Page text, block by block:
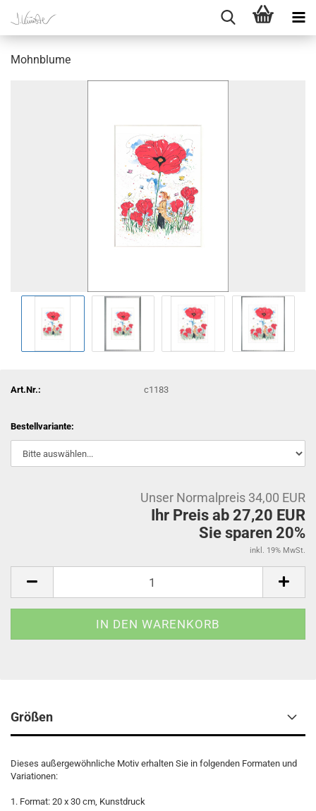
Mohnblume
Art.Nr.: c1183
Bestellvariante:
Unser Normalpreis 34,00 EUR
Ihr Preis ab 27,20 EUR
Sie sparen 20%
inkl. 19% MwSt.
Größen
Dieses außergewöhnliche Motiv erhalten Sie in folgenden Formaten und
Variationen:
1. Format: 20 x 30 cm, Kunstdruck